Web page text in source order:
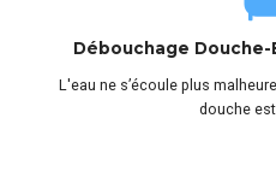
Débouchage
L'eau ne s’écoule plus
douche